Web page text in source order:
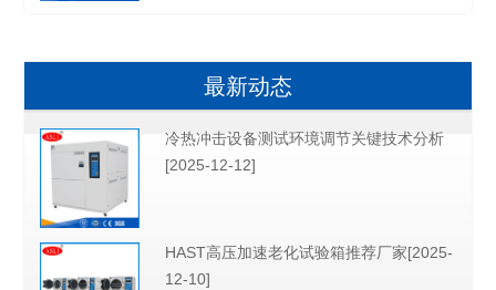
最新动态
冷热冲击设备测试环境调节关键技术分析
[2025-12-12]
HAST高压加速老化试验箱推荐厂家[2025-
12-10]